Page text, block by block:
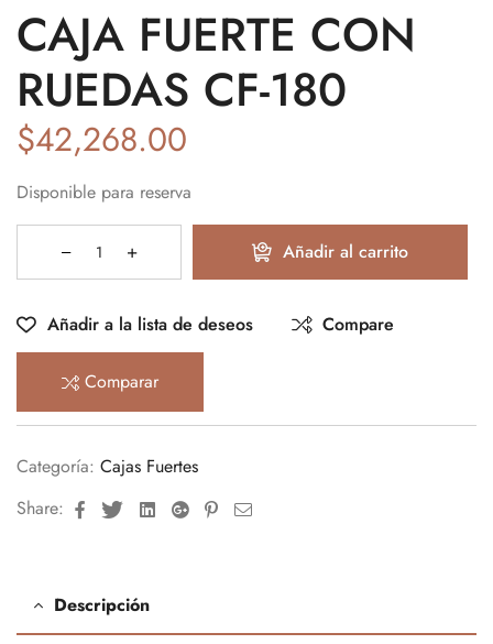
CAJA FUERTE CON
RUEDAS CF-180
$42,268.00
Disponible para reserva
Añadir al carrito
Añadir a la lista de deseos Compare
Comparar
Categoría: Cajas Fuertes
Share:
FacebookTwitterLinkedinGoogle+Pinterest
Email
Descripción